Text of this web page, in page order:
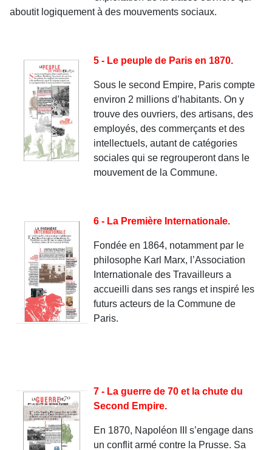
aboutit logiquement à des mouvements sociaux.
5 - Le peuple de Paris en 1870.
Sous le second Empire, Paris compte
environ 2 millions d’habitants. On y
trouve des ouvriers, des artisans, des
employés, des commerçants et des
intellectuels, autant de catégories
sociales qui se regrouperont dans le
mouvement de la Commune.
6 - La Première Internationale.
Fondée en 1864, notamment par le
philosophe Karl Marx, l’Association
Internationale des Travailleurs a
accueilli dans ses rangs et inspiré les
futurs acteurs de la Commune de
Paris.
7 - La guerre de 70 et la chute du
Second Empire.
En 1870, Napoléon III s’engage dans
un conflit armé contre la Prusse. Sa